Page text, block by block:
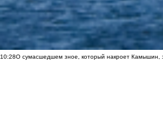
10:28О сумасшедшем зное, который накроет Камышин,